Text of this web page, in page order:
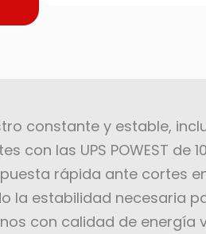
constante y estable,
con las UPS POWEST de
rápida ante cortes
la estabilidad necesaria
con calidad de energía